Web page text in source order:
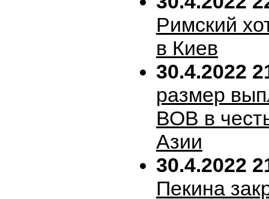
Римский
в Киев
30.4.2022
размер
ВОВ в
Азии
30.4.2022
Пекина